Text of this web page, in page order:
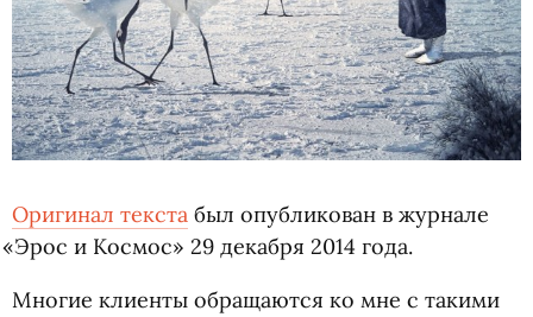
Оригинал текста был опубликован в журнале
«Эрос и Космос» 29 декабря 2014 года.
Многие клиенты обращаются ко мне с такими